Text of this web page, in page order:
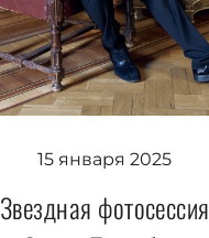
15 января 2025
Звездная фотосессия